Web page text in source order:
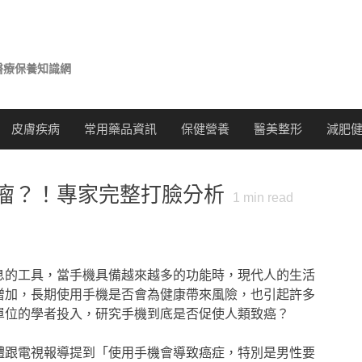
保養知識網
皮膚疾病 常用藥品資訊 保健營養 醫美整形 減肥
？！專家完整打臉分析 1 min read
工具，當手機具備越來越多的功能時，現代人的生活
，長期使用手機是否會為健康帶來風險，也引起許多
的學者投入，研究手機到底是否促使人類致癌？
電視報導提到「使用手機會導致癌症，特別是男性要